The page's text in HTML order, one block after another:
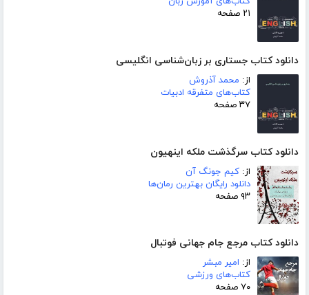
۲۱ صفحه
دانلود کتاب جستاری بر زبان‌شناسی انگلیسی
از: محمد آذروش
کتاب‌های متفرقه ادبیات
۳۷ صفحه
دانلود کتاب سرگذشت ملکه اینهیون
از: کیم جونگ آن
دانلود رایگان بهترین رمان‌ها
۹۳ صفحه
دانلود کتاب مرجع جام جهانی فوتبال
از: امیر مبشر
کتاب‌های ورزشی
۷۰ صفحه